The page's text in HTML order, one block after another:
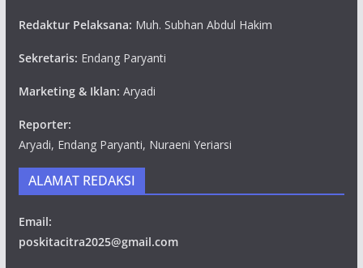
Redaktur Pelaksana: Muh. Subhan Abdul Hakim
Sekretaris: Endang Paryanti
Marketing & Iklan: Aryadi
Reporter:
Aryadi, Endang Paryanti, Nuraeni Yeriarsi
ALAMAT REDAKSI
Email:
poskitacitra2025@gmail.com